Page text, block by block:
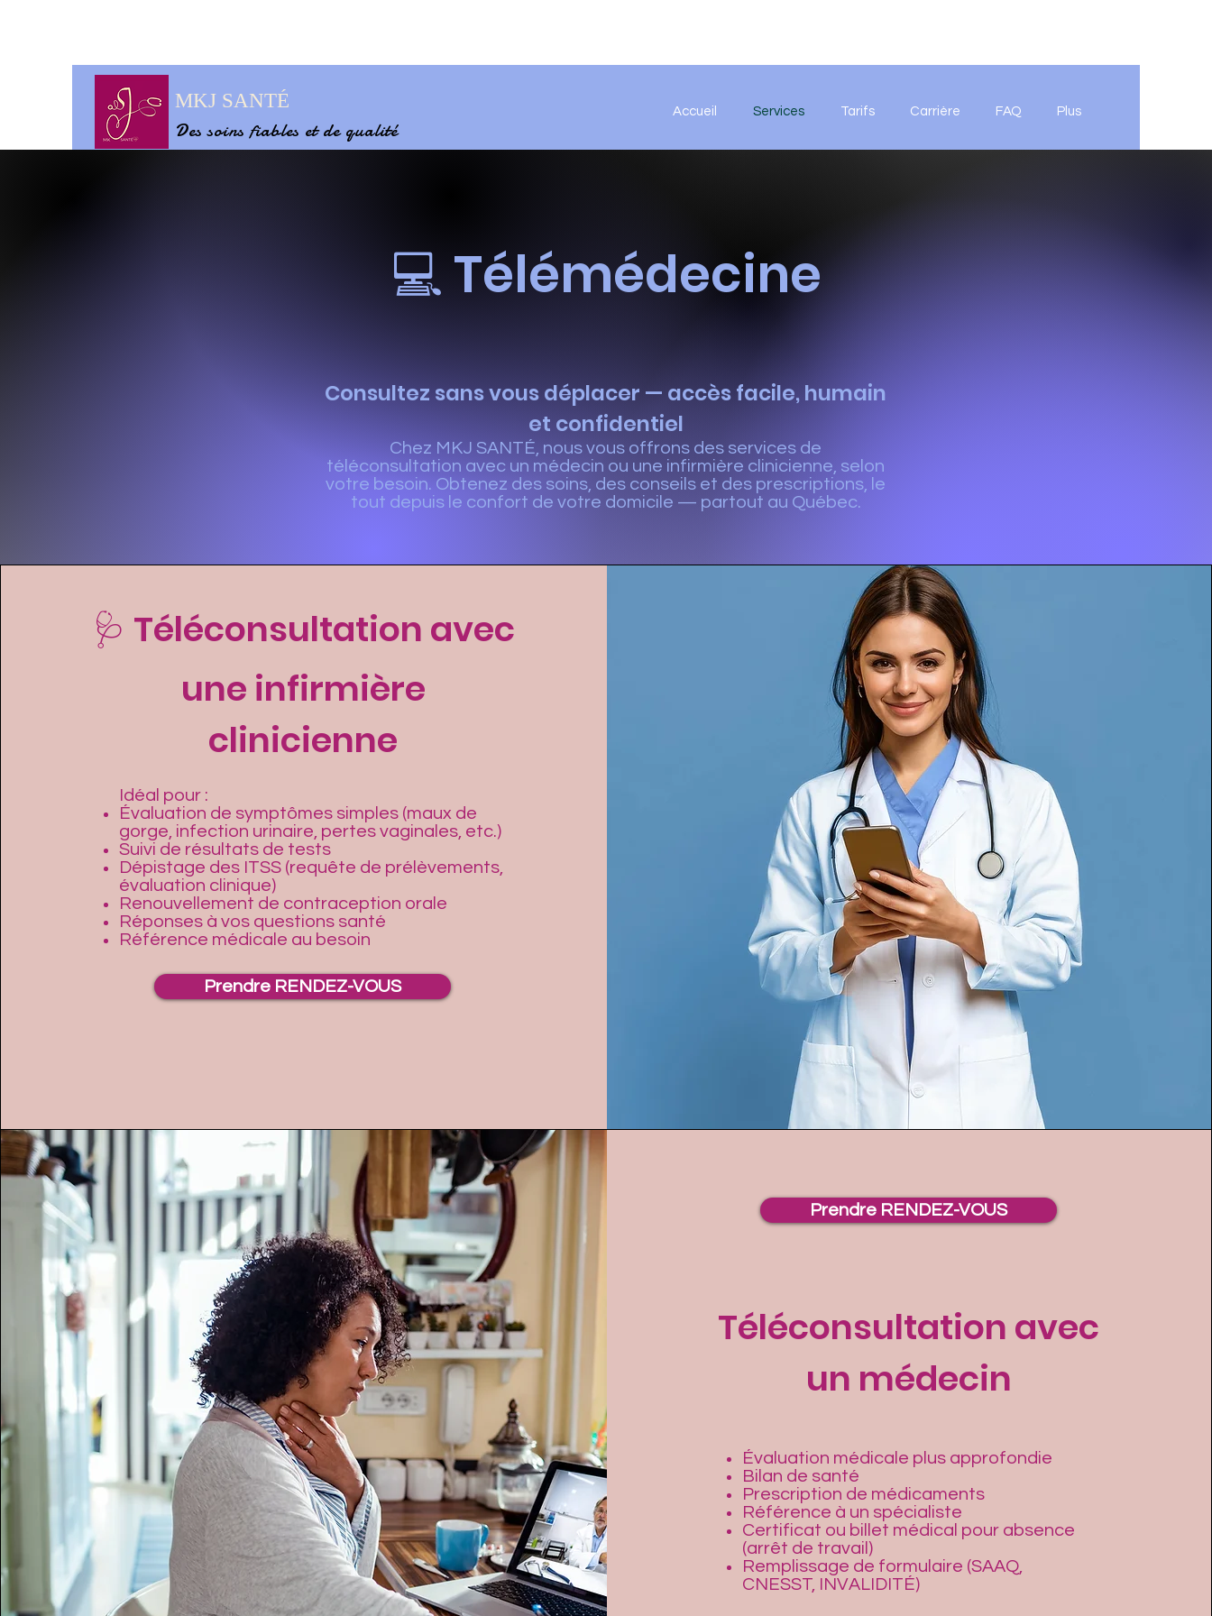
MKJ SANTÉ
Des soins fiables et de qualité
Accueil Services Tarifs Carrière FAQ Plus
💻 Télémédecine
Consultez sans vous déplacer — accès facile, humain
et confidentiel
Chez MKJ SANTÉ, nous vous offrons des services de
téléconsultation avec un médecin ou une infirmière clinicienne, selon
votre besoin. Obtenez des soins, des conseils et des prescriptions, le
tout depuis le confort de votre domicile — partout au Québec.
🩺 Téléconsultation avec
une infirmière
clinicienne
Idéal pour :
Évaluation de symptômes simples (maux de
gorge, infection urinaire, pertes vaginales, etc.)
Suivi de résultats de tests
Dépistage des ITSS (requête de prélèvements,
évaluation clinique)
Renouvellement de contraception orale
Réponses à vos questions santé
Référence médicale au besoin
Prendre RENDEZ-VOUS
Prendre RENDEZ-VOUS
Téléconsultation avec
un médecin
Évaluation médicale plus approfondie
Bilan de santé
Prescription de médicaments
Référence à un spécialiste
Certificat ou billet médical pour absence
(arrêt de travail)
Remplissage de formulaire (SAAQ,
CNESST, INVALIDITÉ)